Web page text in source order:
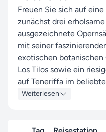
Freuen Sie sich auf
zunächst drei
ausgezeichnete
mit seiner
exotischen botanischen
Los Tilos sowie ein
auf Teneriffa im
Balcones“ und
Weiterlesen